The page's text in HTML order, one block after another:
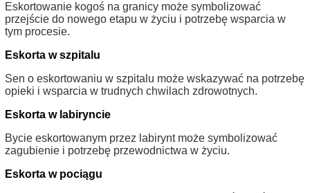
Eskortowanie kogoś na granicy może symbolizować
przejście do nowego etapu w życiu i potrzebę wsparcia w
tym procesie.
Eskorta w szpitalu
Sen o eskortowaniu w szpitalu może wskazywać na potrzebę
opieki i wsparcia w trudnych chwilach zdrowotnych.
Eskorta w labiryncie
Bycie eskortowanym przez labirynt może symbolizować
zagubienie i potrzebę przewodnictwa w życiu.
Eskorta w pociągu